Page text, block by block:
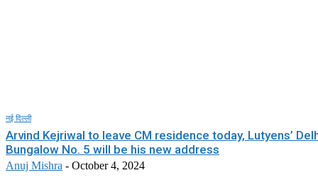
नई दिल्ली
Arvind Kejriwal to leave CM residence today, Lutyens’
Bungalow No. 5 will be his new address
Anuj Mishra - October 4, 2024